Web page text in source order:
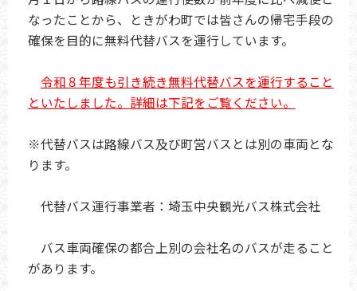
なったことから、ときがわ町では皆さんの帰宅手段の
確保を目的に無料代替バスを運行しています。
令和８年度も引き続き無料代替バスを運行すること
といたしました。詳細は下記をご覧ください。
※代替バスは路線バス及び町営バスとは別の車両とな
ります。
代替バス運行事業者：埼玉中央観光バス株式会社
バス車両確保の都合上別の会社名のバスが走ること
があります。